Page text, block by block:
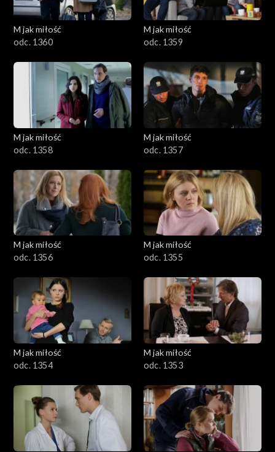
M jak miłość
odc. 1360
M jak miłość
odc. 1359
M jak miłość
odc. 1358
M jak miłość
odc. 1357
M jak miłość
odc. 1356
M jak miłość
odc. 1355
M jak miłość
odc. 1354
M jak miłość
odc. 1353